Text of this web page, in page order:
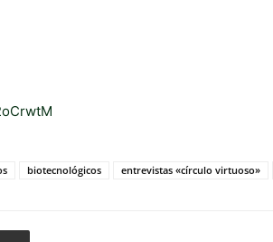
biotecnológicos entrevistas «círculo virtuoso»